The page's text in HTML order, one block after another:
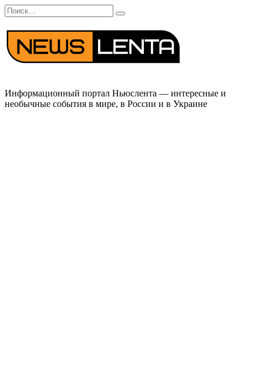
Перейти
к
содержанию
Search
for:
Информационный портал Ньюслента — интересные и
необычные события в мире, в России и в Украине